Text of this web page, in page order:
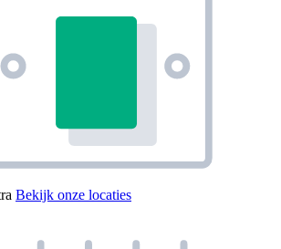
Bekijk onze locaties